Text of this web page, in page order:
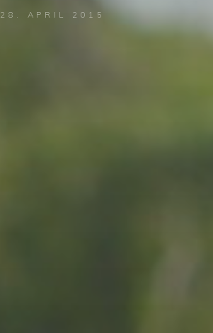
28. APRIL 2015